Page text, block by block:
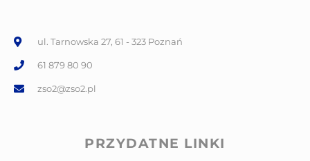
ul. Tarnowska 27, 61 - 323 Poznań
61 879 80 90
zso2@zso2.pl
PRZYDATNE LINKI